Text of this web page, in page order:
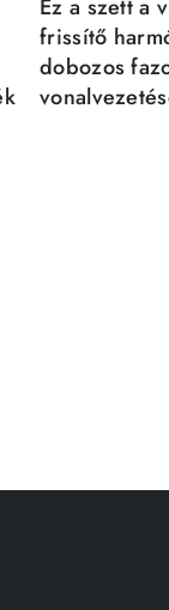
Ez a szett a
frissítő
dobozos